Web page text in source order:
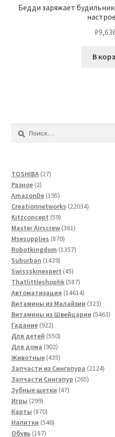
Бедди заряжает
₽
В
Найти:
TOSHIBA 2727
Разное 22
товара
AmazonDe 195195
товаров
Creationnetworks 2203422034
Kitzconcept 5959
товаров
Master Airscrew 361361
Msesupplies 870870
товаров
Robotkingdom 13571357
Suburban 14391439
товаров
Swissskinexpert 4545
товаров
Thatlittleshophk 587587
товаров
Автоматизация 1461414614
товаров
Витамины из Малайзии 323323
Витамины из Швейцарии 5463
Гадание 922922
товара
Для детей 550550
Для дома 902902
товара
Животные 435435
товаров
Запчасти из Сингапура 21242124
Запчасти Сингапур 265265
Зубные щетки 4747
Игры 299299
товаров
Карты 870870
товаров
Напитки 546546
Обувь 187187